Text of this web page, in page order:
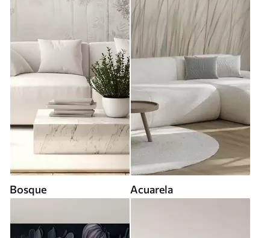
Bosque Acuarela